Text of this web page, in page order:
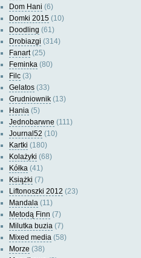
Dom Hani (6)
Domki 2015 (10)
Doodling (61)
Drobiazgi (314)
Fanart(25)
Feminka (80)
Filc (3)
Gelatos (33)
Grudniownik (13)
Hania (5)
Jednobarwne (111)
Journal52 (10)
Kartki (180)
Kolażyki (68)
Kółka (41)
Książki (7)
Liftonoszki 2012 (23)
Mandala (11)
Metodą Finn (7)
Milutka buzia (7)
Mixed media (58)
Morze (38)